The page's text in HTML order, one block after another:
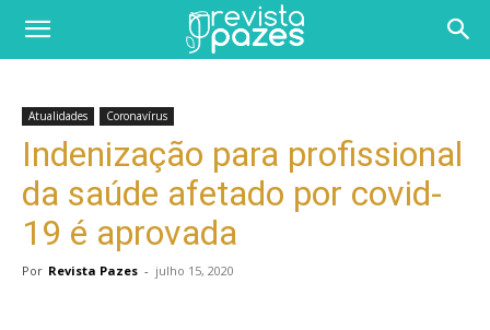
Atualidades Coronavírus
Indenização para profissional
da saúde afetado por covid-
19 é aprovada
Por Revista Pazes - julho 15, 2020